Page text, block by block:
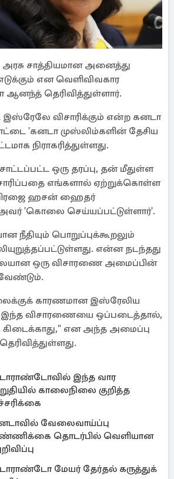
சாத்தியமான அனைத்து
என வெளிவிவகார
ஆனந்த் தெரிவித்துள்ளார்.
விசாரிக்கும் என்ற கனடா
'கனடா முஸ்லிம்களின் தேசிய
நிராகரித்துள்ளது.
ஒரு தரப்பு, தன் மீதுள்ள
எங்களால் ஏற்றுக்கொள்ள
பிரஜை ஹசன் ஹைதர்
'கொலை செய்யப்பட்டுள்ளார்'.
நீதியும் பொறுப்புக்கூறலும்
என்ன நடந்தது
ஒரு விசாரணை அமைப்பின்
காரணமான இஸ்ரேலிய
இந்த விசாரணையை ஒப்படைத்தால்,
என அந்த அமைப்பு
இந்த வார
காலைநிலை குறித்த
வேலைவாய்ப்பு
தொடர்பில் வெளியான
மேயர் தேர்தல் கருத்துக்